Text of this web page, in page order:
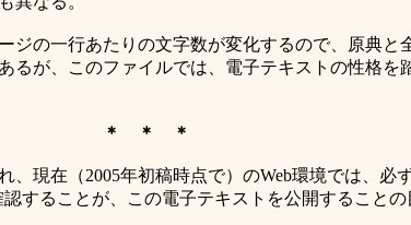
の一行あたりの文字数が変化するので、原典と
るが、このファイルでは、電子テキストの性格
＊ ＊ ＊
現在（2005年初稿時点で）のWeb環境では、
することが、この電子テキストを公開することの